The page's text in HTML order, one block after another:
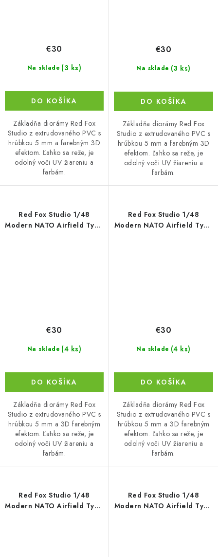
Na sklade (3 ks)
€30
DO KOŠÍKA
Základňa diorámy Red Fox
Studio z extrudovaného PVC s
hrúbkou 5 mm a farebným 3D
efektom. Ľahko sa reže, je
odolný voči UV žiareniu a
farbám.
Na sklade (3 ks)
€30
DO KOŠÍKA
Základňa diorámy Red Fox
Studio z extrudovaného PVC s
hrúbkou 5 mm a farebným 3D
efektom. Ľahko sa reže, je
odolný voči UV žiareniu a
farbám.
Red Fox Studio 1/48
Modern NATO Airfield Type
Na sklade (4 ks)
€30
DO KOŠÍKA
Základňa diorámy Red Fox
Studio z extrudovaného PVC s
hrúbkou 5 mm a 3D farebným
efektom. Ľahko sa reže, je
odolný voči UV žiareniu a
farbám.
Red Fox Studio 1/48
Modern NATO Airfield Type
Na sklade (4 ks)
€30
DO KOŠÍKA
Základňa diorámy Red Fox
Studio z extrudovaného PVC s
hrúbkou 5 mm a 3D farebným
efektom. Ľahko sa reže, je
odolný voči UV žiareniu a
farbám.
Red Fox Studio 1/48
Modern NATO Airfield Type
Red Fox Studio 1/48
Modern NATO Airfield Type